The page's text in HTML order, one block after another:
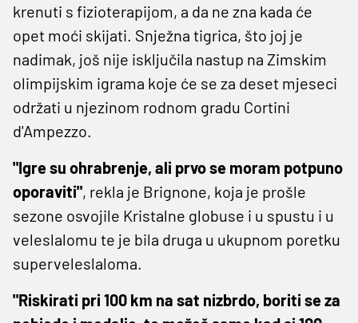
krenuti s fizioterapijom, a da ne zna kada će
opet moći skijati. Snježna tigrica, što joj je
nadimak, još nije isključila nastup na Zimskim
olimpijskim igrama koje će se za deset mjeseci
održati u njezinom rodnom gradu Cortini
d'Ampezzo.
"Igre su ohrabrenje, ali prvo se moram potpuno
oporaviti", rekla je Brignone, koja je prošle
sezone osvojile Kristalne globuse i u spustu i u
veleslalomu te je bila druga u ukupnom poretku
superveleslaloma.
"Riskirati pri 100 km na sat nizbrdo, boriti se za